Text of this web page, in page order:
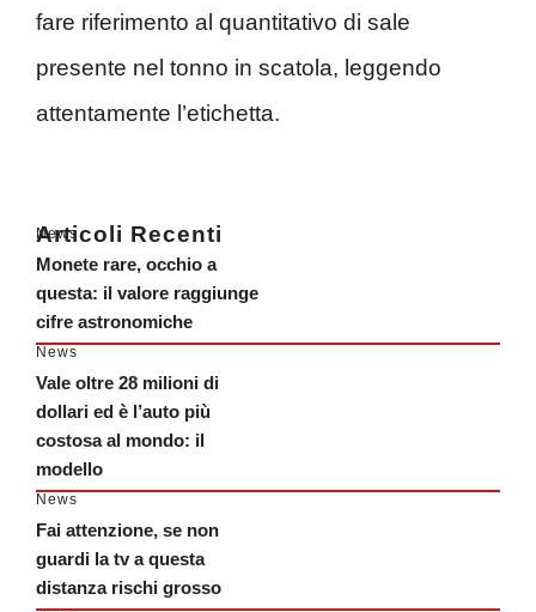
fare riferimento al quantitativo di sale
presente nel tonno in scatola, leggendo
attentamente l’etichetta.
Articoli Recenti
News
Monete rare, occhio a
questa: il valore raggiunge
cifre astronomiche
News
Vale oltre 28 milioni di
dollari ed è l’auto più
costosa al mondo: il
modello
News
Fai attenzione, se non
guardi la tv a questa
distanza rischi grosso